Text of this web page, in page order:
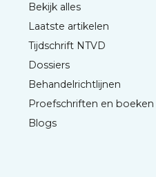
Bekijk alles
Laatste artikelen
Tijdschrift NTVD
Dossiers
Behandelrichtlijnen
Proefschriften en boeken
Blogs